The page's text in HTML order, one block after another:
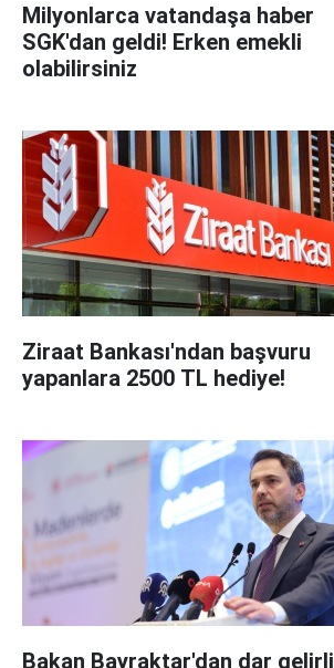
Milyonlarca vatandaşa haber
SGK'dan geldi! Erken emekli
olabilirsiniz
Ziraat Bankası'ndan başvuru
yapanlara 2500 TL hediye!
Bakan Bayraktar'dan dar gelirli